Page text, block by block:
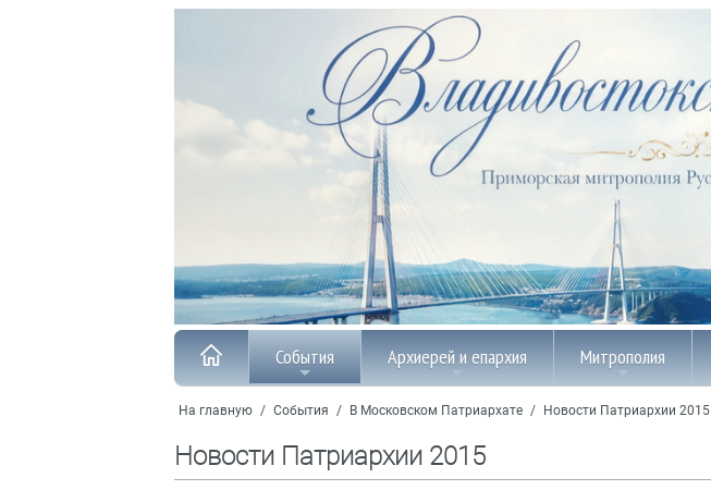
События Архиерей и епархия Митрополия
На главную / События / В Московском Патриархате / Новости Патриархии 2015
Новости Патриархии 2015